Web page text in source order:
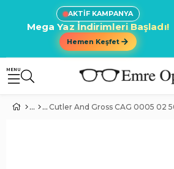
AKTİF KAMPANYA
Mega Yaz İndirimleri Başladı!
Hemen Keşfet
Cutler And Gross CAG 0005 02